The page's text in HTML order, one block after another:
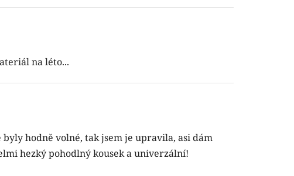
na léto...
hodně volné, tak jsem je upravila, asi dám
hezký pohodlný kousek a univerzální!